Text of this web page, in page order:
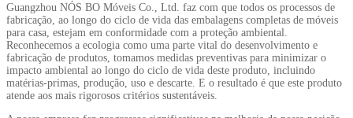
Guangzhou NÓS BO Móveis Co., Ltd. faz com que todos os processos de
fabricação, ao longo do ciclo de vida das embalagens completas de móveis
para casa, estejam em conformidade com a proteção ambiental.
Reconhecemos a ecologia como uma parte vital do desenvolvimento e
fabricação de produtos, tomamos medidas preventivas para minimizar o
impacto ambiental ao longo do ciclo de vida deste produto, incluindo
matérias-primas, produção, uso e descarte. E o resultado é que este produto
atende aos mais rigorosos critérios sustentáveis.